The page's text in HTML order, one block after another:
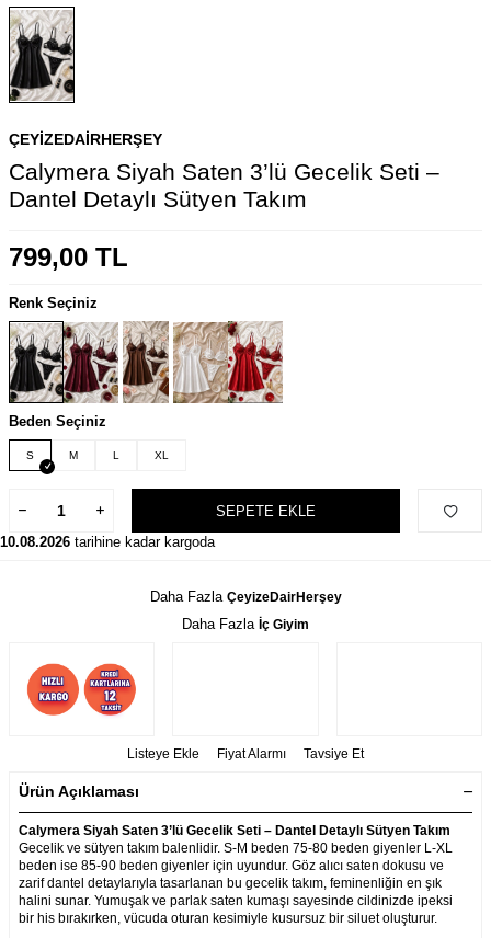
ÇEYIZEDAIRHERŞEY
Calymera Siyah Saten 3’lü Gecelik Seti –
Dantel Detaylı Sütyen Takım
799,00 TL
Renk Seçiniz
Beden Seçiniz
S M L XL
SEPETE EKLE
10.08.2026 tarihine kadar kargoda
Daha Fazla ÇeyizeDairHerşey
Daha Fazla İç Giyim
Listeye Ekle Fiyat Alarmı Tavsiye Et
Ürün Açıklaması
Calymera Siyah Saten 3’lü Gecelik Seti – Dantel Detaylı Sütyen Takım
Gecelik ve sütyen takım balenlidir. S-M beden 75-80 beden giyenler L-XL
beden ise 85-90 beden giyenler için uyundur. Göz alıcı saten dokusu ve
zarif dantel detaylarıyla tasarlanan bu gecelik takım, feminenliğin en şık
halini sunar. Yumuşak ve parlak saten kumaşı sayesinde cildinizde ipeksi
bir his bırakırken, vücuda oturan kesimiyle kusursuz bir siluet oluşturur.